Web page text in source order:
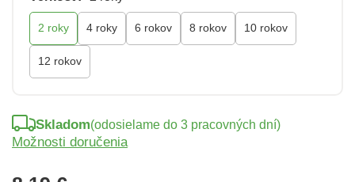
2 roky 4 roky 6 rokov 8 rokov 10 rokov
12 rokov
Skladom(odosielame do 3 pracovných dní)
Možnosti doručenia